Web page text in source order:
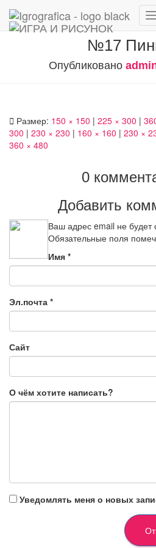
№17
Опубликовано
Размер: 150 × 150 | 225 × 300 |
300 | 230 × 230 | 160 × 160 | 230 ×
360 × 480
0
Добавить
Ваш адрес email не будет
Обязательные поля
Имя *
Эл.почта *
Сайт
О чём хотите написать?
Уведомлять меня о новых